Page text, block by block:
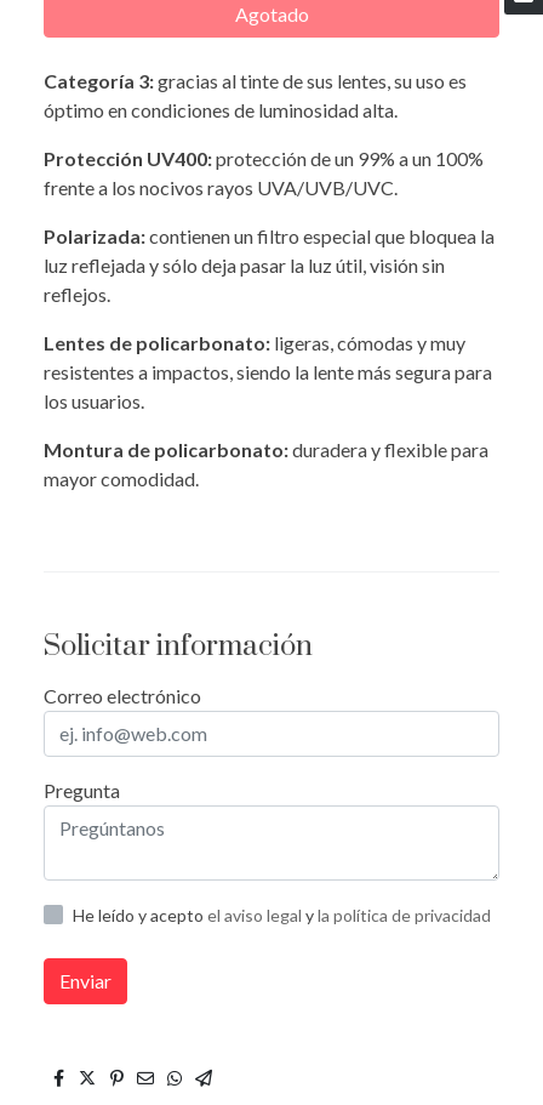
Agotado
Categoría 3:gracias al tinte de sus lentes, su uso es
óptimo en condiciones de luminosidad alta.
Protección UV400:protección de un 99% a un 100%
frente a los nocivos rayos UVA/UVB/UVC.
Polarizada:contienen un filtro especial que bloquea la
luz reflejada y sólo deja pasar la luz útil, visión sin
reflejos.
Lentes de policarbonato: ligeras, cómodas y muy
resistentes a impactos, siendo la lente más segura para
los usuarios.
Montura de policarbonato:duradera y flexible para
mayor comodidad.
Solicitar información
Correo electrónico
Pregunta
He leído y acepto el aviso legal yla política de privacidad
Enviar